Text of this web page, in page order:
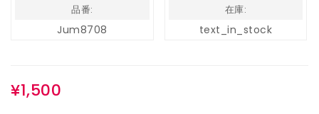
品番:
Jum8708
在庫:
text_in_stock
¥1,500